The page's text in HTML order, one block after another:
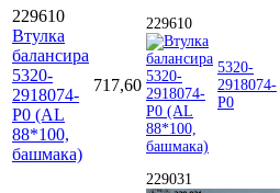
229610
Втулка
балансира
5320-
2918074-
Р0 (AL
88*100,
башмака)
717,60
229610
5320-
2918074-
Р0
229031